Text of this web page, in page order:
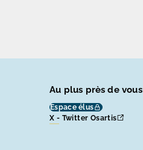
Au plus près de vous
Espace élus
X - Twitter Osartis